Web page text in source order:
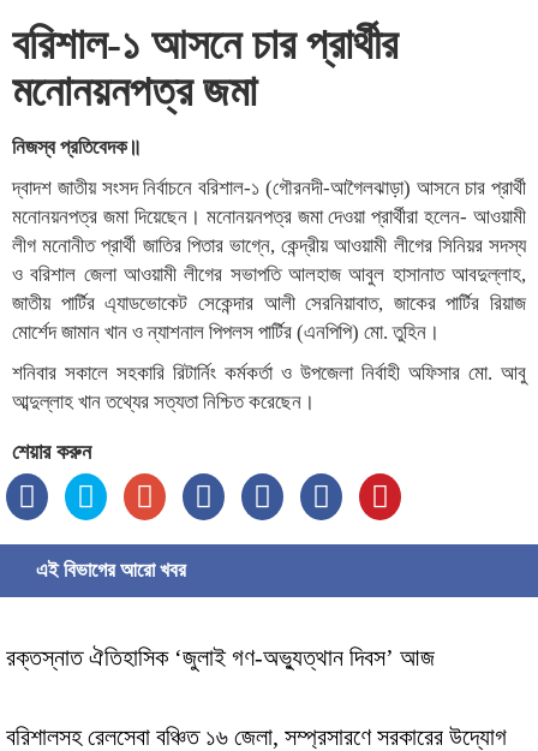
বরিশাল-১ আসনে চার প্রার্থীর
মনোনয়নপত্র জমা
নিজস্ব প্রতিবেদক॥
দ্বাদশ জাতীয় সংসদ নির্বাচনে বরিশাল-১ (গৌরনদী-আগৈলঝাড়া) আসনে চার প্রার্থী
মনোনয়নপত্র জমা দিয়েছেন। মনোনয়নপত্র জমা দেওয়া প্রার্থীরা হলেন- আওয়ামী
লীগ মনোনীত প্রার্থী জাতির পিতার ভাগ্নে, কেন্দ্রীয় আওয়ামী লীগের সিনিয়র সদস্য
ও বরিশাল জেলা আওয়ামী লীগের সভাপতি আলহাজ আবুল হাসানাত আবদুল্লাহ,
জাতীয় পার্টির এ্যাডভোকেট সেকেন্দার আলী সেরনিয়াবাত, জাকের পার্টির রিয়াজ
মোর্শেদ জামান খান ও ন্যাশনাল পিপলস পার্টির (এনপিপি) মো. তুহিন।
শনিবার সকালে সহকারি রিটার্নিং কর্মকর্তা ও উপজেলা নির্বাহী অফিসার মো. আবু
আব্দুল্লাহ খান তথ্যের সত্যতা নিশ্চিত করেছেন।
শেয়ার করুন
এই বিভাগের আরো খবর
রক্তস্নাত ঐতিহাসিক ‌‘জুলাই গণ-অভ্যুত্থান দিবস’ আজ
বরিশালসহ রেলসেবা বঞ্চিত ১৬ জেলা, সম্প্রসারণে সরকারের উদ্যোগ